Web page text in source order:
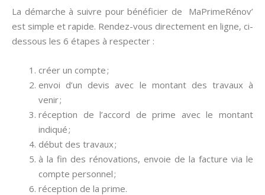
La démarche à suivre pour bénéficier de MaPrimeRénov’
est simple et rapide. Rendez-vous directement en ligne, ci-
dessous les 6 étapes à respecter :
créer un compte ;
envoi d’un devis avec le montant des travaux à
venir ;
réception de l’accord de prime avec le montant
indiqué ;
début des travaux ;
à la fin des rénovations, envoie de la facture via le
compte personnel ;
réception de la prime.